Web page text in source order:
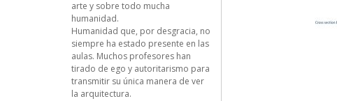
arte y sobre todo mucha
humanidad.
Humanidad que, por desgracia, no
siempre ha estado presente en las
aulas. Muchos profesores han
tirado de ego y autoritarismo para
transmitir su única manera de ver
la arquitectura.